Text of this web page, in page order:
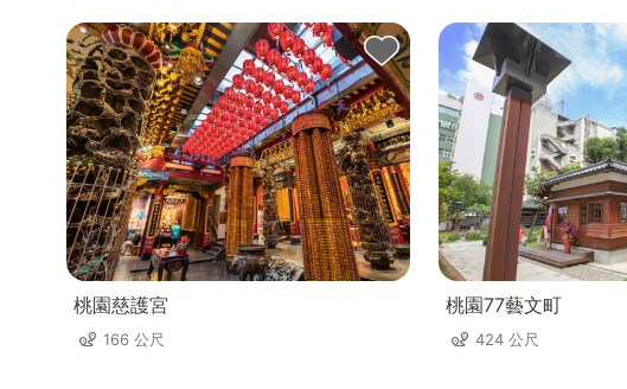
桃園慈護宮
166 公尺
桃園77藝文町
424 公尺